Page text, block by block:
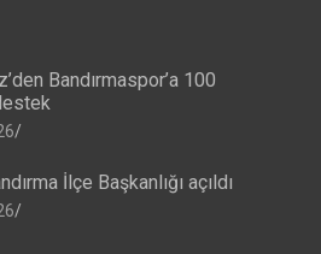
Bandırmaspor’a 100
İlçe Başkanlığı açıldı